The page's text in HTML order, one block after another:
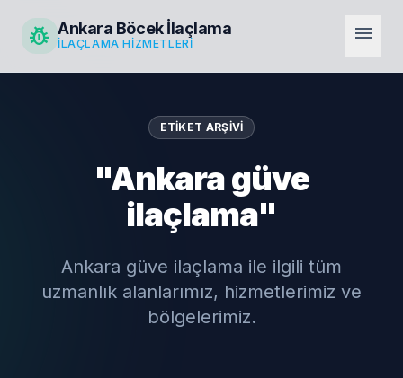
pest_control Ankara Böcek İlaçlama
İLAÇLAMA HIZMETLERI menu
ETIKET ARŞIVI
"Ankara güve
ilaçlama"
Ankara güve ilaçlama ile ilgili tüm
uzmanlık alanlarımız, hizmetlerimiz ve
bölgelerimiz.